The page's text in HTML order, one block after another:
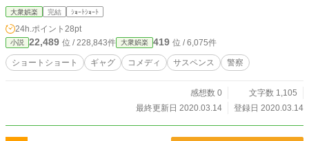
大衆娯楽 完結 ｼｮｰﾄｼｮｰﾄ
24h.ポイント 28pt
小説 22,489 位 / 228,843件 大衆娯楽 419 位 / 6,075件
ショートショート ギャグ コメディ サスペンス 警察
感想数 0
文字数 1,105
最終更新日 2020.03.14
登録日 2020.03.14